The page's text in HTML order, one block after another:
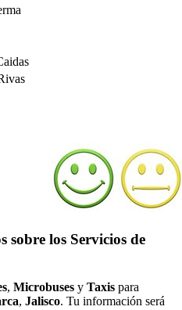
sobre los Servicios de
, Microbuses y Taxis para
, Jalisco. Tu información será